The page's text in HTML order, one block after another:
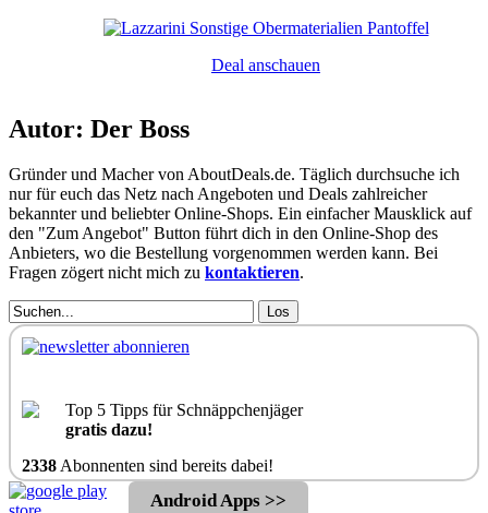
Deal anschauen
Autor: Der Boss
Gründer und Macher von AboutDeals.de. Täglich durchsuche ich
nur für euch das Netz nach Angeboten und Deals zahlreicher
bekannter und beliebter Online-Shops. Ein einfacher Mausklick auf
den "Zum Angebot" Button führt dich in den Online-Shop des
Anbieters, wo die Bestellung vorgenommen werden kann. Bei
Fragen zögert nicht mich zu kontaktieren.
Los
Top 5 Tipps für Schnäppchenjäger
gratis dazu!
2338Abonnenten sind bereits dabei!
Android Apps >>